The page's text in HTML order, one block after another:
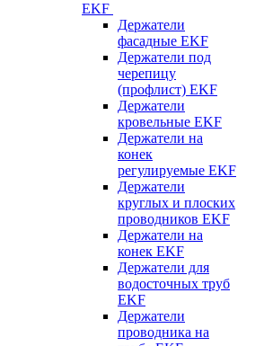
EKF
Держатели
фасадные EKF
Держатели под
черепицу
(профлист) EKF
Держатели
кровельные EKF
Держатели на
конек
регулируемые EKF
Держатели
круглых и плоских
проводников EKF
Держатели на
конек EKF
Держатели для
водосточных труб
EKF
Держатели
проводника на